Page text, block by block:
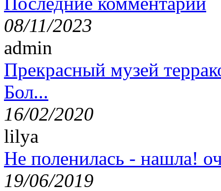
08/11/2023
admin
Прекрасный музей
Бол...
16/02/2020
lilya
Не поленилась - нашла!
19/06/2019